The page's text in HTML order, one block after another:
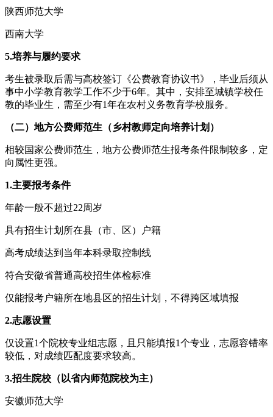
陕西师范大学
西南大学
5.培养与履约要求
考生被录取后需与高校签订《公费教育协议书》，毕业后须从
事中小学教育教学工作不少于6年。其中，安排至城镇学校任
教的毕业生，需至少有1年在农村义务教育学校服务。
（二）地方公费师范生（乡村教师定向培养计划）
相较国家公费师范生，地方公费师范生报考条件限制较多，定
向属性更强。
1.主要报考条件
年龄一般不超过22周岁
具有招生计划所在县（市、区）户籍
高考成绩达到当年本科录取控制线
符合安徽省普通高校招生体检标准
仅能报考户籍所在地县区的招生计划，不得跨区域填报
2.志愿设置
仅设置1个院校专业组志愿，且只能填报1个专业，志愿容错率
较低，对成绩匹配度要求较高。
3.招生院校（以省内师范院校为主）
安徽师范大学